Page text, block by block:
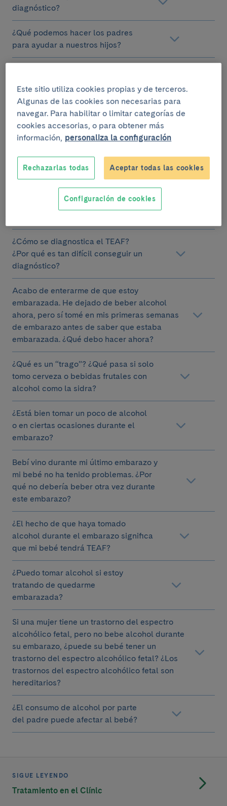
diagnóstico?
¿Qué podemos hacer los padres
para ayudar a nuestros hijos?
He leído que los menores con TEAF cuando
son mayores tienen muchos problemas de
integración, viven en la calle, están en la
cárcel, abusan de sustancias, y estoy muy
asustada con la evolución de mi hijo.
¿El TEAF es una discapacidad?
hijo si es menor de edad? ¿Y si es mayor
¿Cómo se diagnostica el TEAF?
¿Por qué es tan difícil conseguir un
diagnóstico?
Acabo de enterarme de que estoy
embarazada. He dejado de beber alcohol
ahora, pero sí tomé en mis primeras semanas
de embarazo antes de saber que estaba
embarazada. ¿Qué debo hacer ahora?
¿Qué es un “trago”? ¿Qué pasa si solo
tomo cerveza o bebidas frutales con
alcohol como la sidra?
¿Está bien tomar un poco de alcohol
o en ciertas ocasiones durante el
embarazo?
Bebí vino durante mi último embarazo y
mi bebé no ha tenido problemas. ¿Por
qué no debería beber otra vez durante
este embarazo?
¿El hecho de que haya tomado
alcohol durante el embarazo significa
que mi bebé tendrá TEAF?
¿Puedo tomar alcohol si estoy
tratando de quedarme
embarazada?
Si una mujer tiene un trastorno del espectro
alcohólico fetal, pero no bebe alcohol durante
su embarazo, ¿puede su bebé tener un
trastorno del espectro alcohólico fetal? ¿Los
trastornos del espectro alcohólico fetal son
hereditarios?
¿El consumo de alcohol por parte
del padre puede afectar al bebé?
SIGUE LEYENDO
Tratamiento en el Clínic
Este sitio utiliza cookies propias y de terceros.
Algunas de las cookies son necesarias para
navegar. Para habilitar o limitar categorías de
cookies accesorias, o para obtener más
información, personaliza la configuración
Rechazarlas todas Aceptar todas las cookies
Configuración de cookies